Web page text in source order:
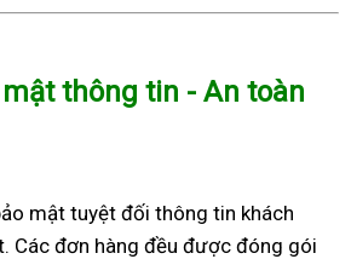
mật thông tin - An toàn
mật tuyệt đối thông tin khách
Các đơn hàng đều được đóng gói